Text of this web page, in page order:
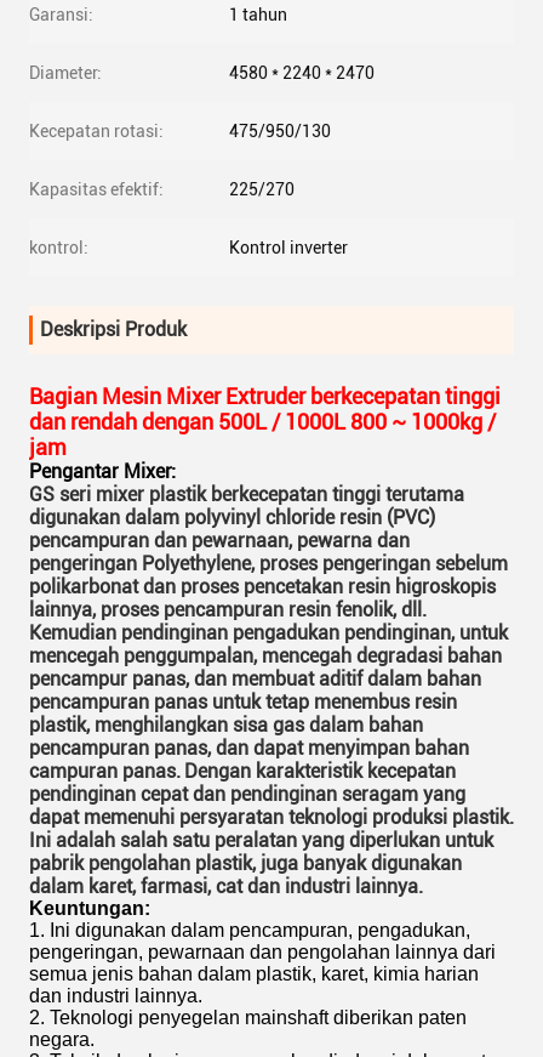
Garansi: 1 tahun
Diameter: 4580 * 2240 * 2470
Kecepatan rotasi: 475/950/130
Kapasitas efektif: 225/270
kontrol: Kontrol inverter
Deskripsi Produk
Bagian Mesin Mixer Extruder berkecepatan tinggi
dan rendah dengan 500L / 1000L 800 ~ 1000kg /
jam
Pengantar Mixer:
GS seri mixer plastik berkecepatan tinggi terutama
digunakan dalam polyvinyl chloride resin (PVC)
pencampuran dan pewarnaan, pewarna dan
pengeringan Polyethylene, proses pengeringan sebelum
polikarbonat dan proses pencetakan resin higroskopis
lainnya, proses pencampuran resin fenolik, dll.
Kemudian pendinginan pengadukan pendinginan, untuk
mencegah penggumpalan, mencegah degradasi bahan
pencampur panas, dan membuat aditif dalam bahan
pencampuran panas untuk tetap menembus resin
plastik, menghilangkan sisa gas dalam bahan
pencampuran panas, dan dapat menyimpan bahan
campuran panas. Dengan karakteristik kecepatan
pendinginan cepat dan pendinginan seragam yang
dapat memenuhi persyaratan teknologi produksi plastik.
Ini adalah salah satu peralatan yang diperlukan untuk
pabrik pengolahan plastik, juga banyak digunakan
dalam karet, farmasi, cat dan industri lainnya.
Keuntungan:
1. Ini digunakan dalam pencampuran, pengadukan,
pengeringan, pewarnaan dan pengolahan lainnya dari
semua jenis bahan dalam plastik, karet, kimia harian
dan industri lainnya.
2. Teknologi penyegelan mainshaft diberikan paten
negara.